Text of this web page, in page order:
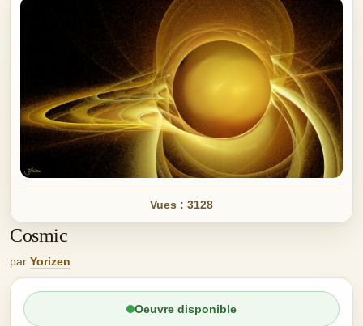
Vues : 3128
Cosmic
par Yorizen
Oeuvre disponible